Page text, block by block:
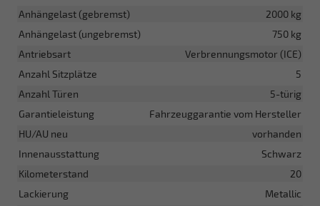
Anhängelast (gebremst)
2000 kg
Anhängelast (ungebremst)
750 kg
Antriebsart
Verbrennungsmotor (ICE)
Anzahl Sitzplätze
5
Anzahl Türen
5-türig
Garantieleistung
Fahrzeuggarantie vom Hersteller
HU/AU neu
vorhanden
Innenausstattung
Schwarz
Kilometerstand
20
Lackierung
Metallic